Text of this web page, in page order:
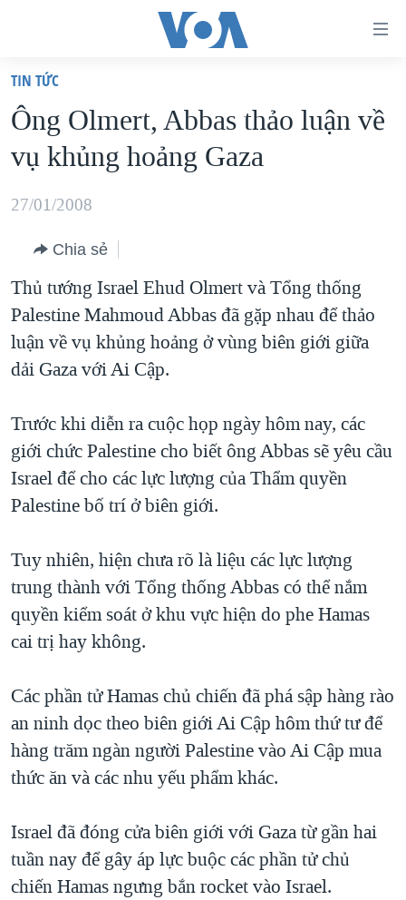
truy
cập
Tới
dung
chính
điều
hướng
chính
Đi
"Tìm"
TRANG CHỦ
VIỆT NAM
HOA KỲ
BIỂN ĐÔNG
BLOG
DIỄN ĐÀN
MỤC
TỰ DO BÁO CHÍ
NGƯỜI VIỆT HẢI NGOẠI
ĐỜI SỐNG
SỨC KHOẺ
VĂN HOÁ
THỂ THAO
GIÁO DỤC
CHUYÊN ĐỀ
HÀNH TRÌNH BẦU CỬ 2024
MỘT NĂM CHIẾN TRANH TẠI DẢI GAZA
GIẢI MÃ VÀNH ĐAI & CON ĐƯỜNG
TRỊNH VĨNH BÌNH - NGƯỜI HẠ 'BÊN THẮNG CUỘC'
GROUND ZERO – XƯA VÀ NAY
CHI PHÍ CHIẾN TRANH AFGHANISTAN
THƯỢNG ĐỈNH TRUMP-KIM TẠI VIỆT NAM
TRỊNH VĨNH BÌNH VS. CHÍNH PHỦ VIỆT NAM
NGƯ DÂN VIỆT VÀ LÀN SÓNG TRỘM HẢI SÂM
QUAN HỆ VIỆT MỸ
VIDEO
NGHE
MẠNG XÃ HỘI
Ngôn ngữ khác
TIN TỨC
Ông Olmert, Abbas thảo luận về
vụ khủng hoảng Gaza
27/01/2008
Chia sẻ
Thủ tướng Israel Ehud Olmert và Tổng thống
Palestine Mahmoud Abbas đã gặp nhau để thảo
luận về vụ khủng hoảng ở vùng biên giới giữa
dải Gaza với Ai Cập.
Trước khi diễn ra cuộc họp ngày hôm nay, các
giới chức Palestine cho biết ông Abbas sẽ yêu cầu
Israel để cho các lực lượng của Thẩm quyền
Palestine bố trí ở biên giới.
Tuy nhiên, hiện chưa rõ là liệu các lực lượng
trung thành với Tổng thống Abbas có thể nắm
quyền kiểm soát ở khu vực hiện do phe Hamas
cai trị hay không.
Các phần tử Hamas chủ chiến đã phá sập hàng rào
an ninh dọc theo biên giới Ai Cập hôm thứ tư để
hàng trăm ngàn người Palestine vào Ai Cập mua
thức ăn và các nhu yếu phẩm khác.
Israel đã đóng cửa biên giới với Gaza từ gần hai
tuần nay để gây áp lực buộc các phần tử chủ
chiến Hamas ngưng bắn rocket vào Israel.